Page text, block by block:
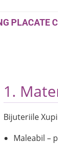
PLACATE
1.
Bijuteriile
Maleabil –